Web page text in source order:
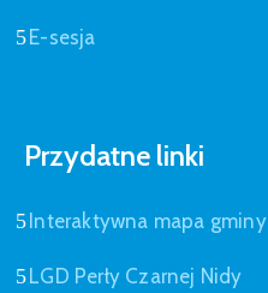
E-sesja
Przydatne linki
Interaktywna mapa gminy
LGD Perły Czarnej Nidy